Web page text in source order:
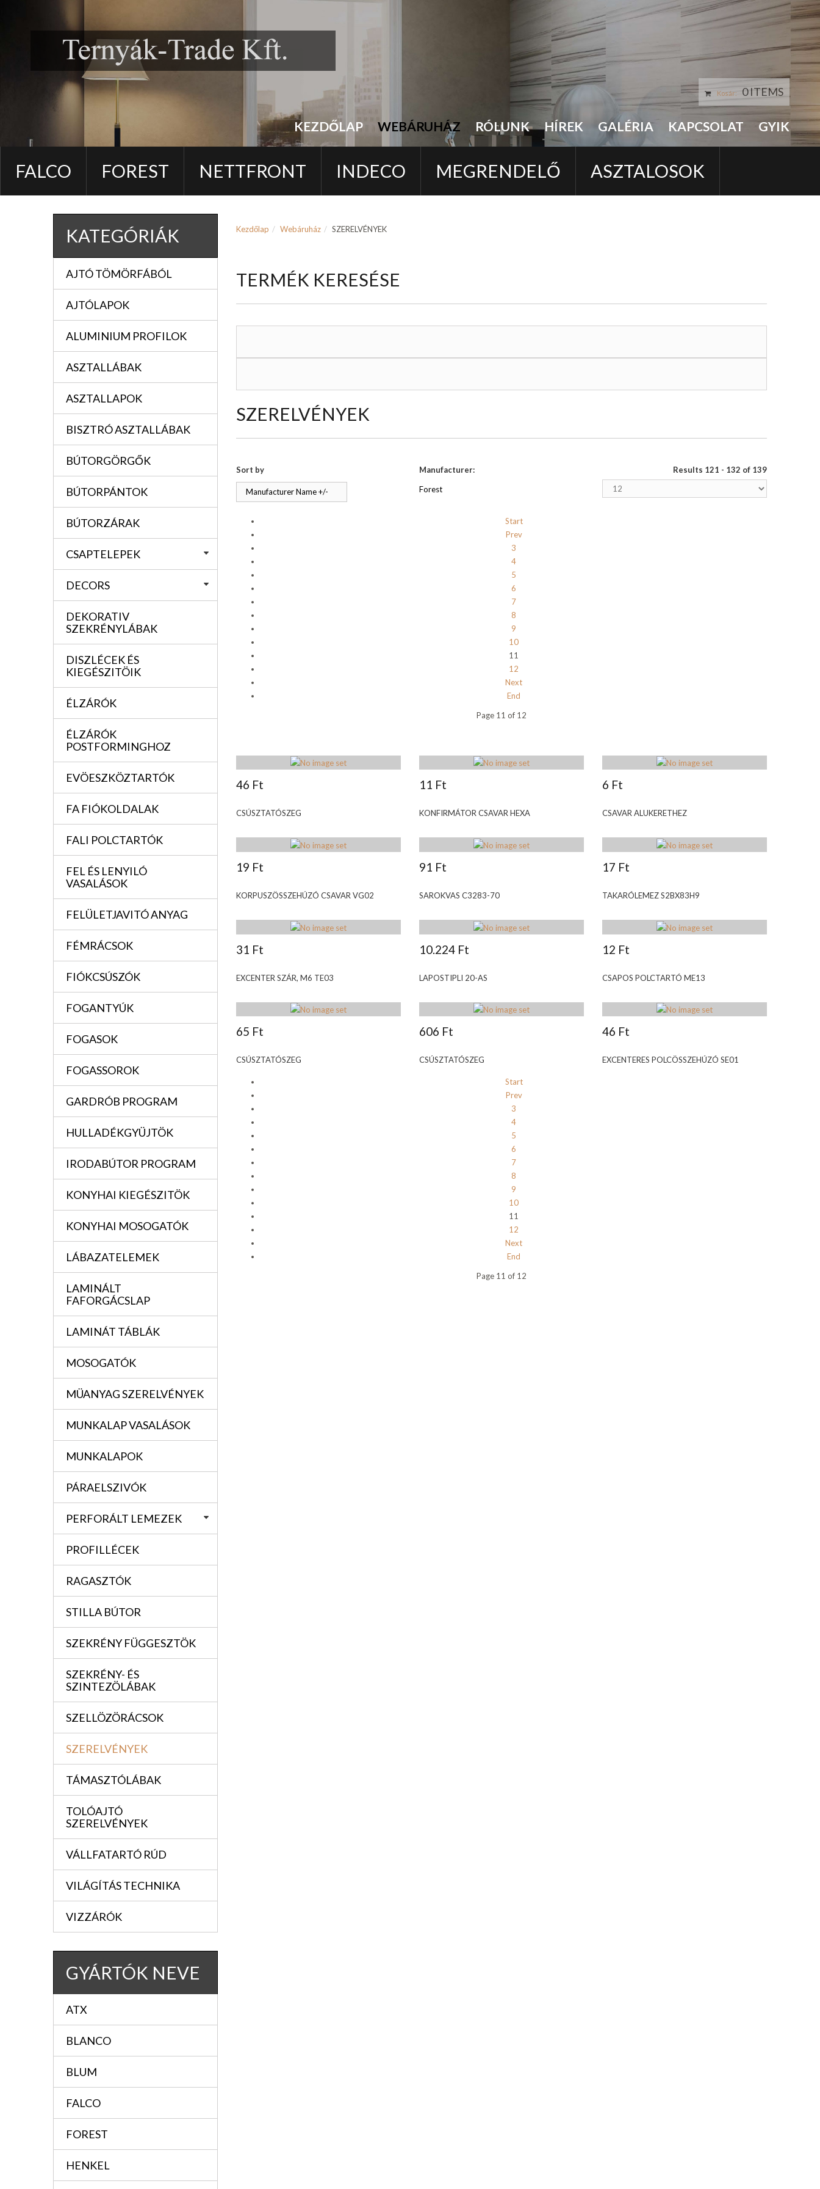
KEZDŐLAP WEBÁRUHÁZ RÓLUNK HÍREK GALÉRIA KAPCSOLAT GYIK
Kosár: 0 ITEMS
FALCO FOREST NETTFRONT INDECO MEGRENDELŐ ASZTALOSOK
KATEGÓRIÁK
AJTÓ TÖMÖRFÁBÓL
AJTÓLAPOK
ALUMINIUM PROFILOK
ASZTALLÁBAK
ASZTALLAPOK
BISZTRÓ ASZTALLÁBAK
BÚTORGÖRGŐK
BÚTORPÁNTOK
BÚTORZÁRAK
CSAPTELEPEK
DECORS
DEKORATIV
SZEKRÉNYLÁBAK
DISZLÉCEK ÉS
KIEGÉSZITÖIK
ÉLZÁRÓK
ÉLZÁRÓK
POSTFORMINGHOZ
EVÖESZKÖZTARTÓK
FA FIÓKOLDALAK
FALI POLCTARTÓK
FEL ÉS LENYILÓ
VASALÁSOK
FELÜLETJAVITÓ ANYAG
FÉMRÁCSOK
FIÓKCSÚSZÓK
FOGANTYÚK
FOGASOK
FOGASSOROK
GARDRÓB PROGRAM
HULLADÉKGYÜJTÖK
IRODABÚTOR PROGRAM
KONYHAI KIEGÉSZITÖK
KONYHAI MOSOGATÓK
LÁBAZATELEMEK
LAMINÁLT
FAFORGÁCSLAP
LAMINÁT TÁBLÁK
MOSOGATÓK
MÜANYAG SZERELVÉNYEK
MUNKALAP VASALÁSOK
MUNKALAPOK
PÁRAELSZIVÓK
PERFORÁLT LEMEZEK
PROFILLÉCEK
RAGASZTÓK
STILLA BÚTOR
SZEKRÉNY FÜGGESZTÖK
SZEKRÉNY- ÉS
SZINTEZÖLÁBAK
SZELLÖZÖRÁCSOK
SZERELVÉNYEK
TÁMASZTÓLÁBAK
TOLÓAJTÓ
SZERELVÉNYEK
VÁLLFATARTÓ RÚD
VILÁGÍTÁS TECHNIKA
VIZZÁRÓK
GYÁRTÓK NEVE
ATX
BLANCO
BLUM
FALCO
FOREST
HENKEL
Kezdőlap Webáruház SZERELVÉNYEK
TERMÉK KERESÉSE
SZERELVÉNYEK
Sort by
Manufacturer Name +/-
Manufacturer:
Forest
Results 121 - 132 of 139
Start
Prev
3
4
5
6
7
8
9
10
11
12
Next
End
Page 11 of 12
46 Ft
CSÚSZTATÓSZEG
11 Ft
KONFIRMÁTOR CSAVAR HEXA
6 Ft
CSAVAR ALUKERETHEZ
19 Ft
KORPUSZÖSSZEHÚZÓ CSAVAR VG02
91 Ft
SAROKVAS C3283-70
17 Ft
TAKARÓLEMEZ S2BX83H9
31 Ft
EXCENTER SZÁR, M6 TE03
10.224 Ft
LAPOSTIPLI 20-AS
12 Ft
CSAPOS POLCTARTÓ ME13
65 Ft
CSÚSZTATÓSZEG
606 Ft
CSÚSZTATÓSZEG
46 Ft
EXCENTERES POLCÖSSZEHÚZÓ SE01
Start
Prev
3
4
5
6
7
8
9
10
11
12
Next
End
Page 11 of 12